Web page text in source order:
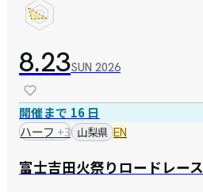
8.23SUN 2026
開催まで 16 日
ハーフ +3 山梨県 EN
富士吉田火祭りロードレース